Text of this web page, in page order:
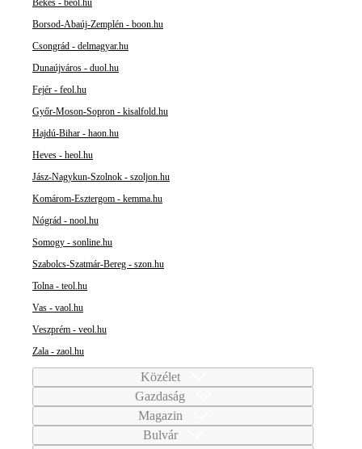
Békés - beol.hu
Borsod-Abaúj-Zemplén - boon.hu
Csongrád - delmagyar.hu
Dunaújváros - duol.hu
Fejér - feol.hu
Győr-Moson-Sopron - kisalfold.hu
Hajdú-Bihar - haon.hu
Heves - heol.hu
Jász-Nagykun-Szolnok - szoljon.hu
Komárom-Esztergom - kemma.hu
Nógrád - nool.hu
Somogy - sonline.hu
Szabolcs-Szatmár-Bereg - szon.hu
Tolna - teol.hu
Vas - vaol.hu
Veszprém - veol.hu
Zala - zaol.hu
Közélet
Gazdaság
Magazin
Bulvár